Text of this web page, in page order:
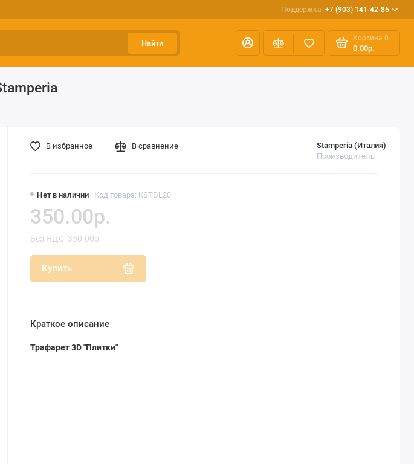
Поддержка +7 (903) 141-42-86
Найти
Корзина 0
0.00р.
Нет в наличии Код товара: KSTDL20
Stamperia (Италия)
Производитель
350.00р.
Без НДС: 350.00р.
Купить
В избранное В сравнение
Краткое описание
Трафарет 3D "Плитки"